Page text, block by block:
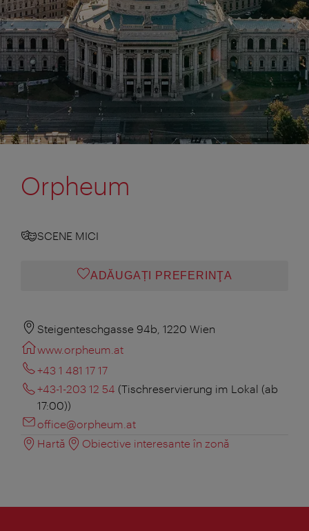
Orpheum
SCENE MICI
ADĂUGAȚI PREFERINŢA
Steigenteschgasse 94b, 1220 Wien
www.orpheum.at
+43 1 481 17 17
+43-1-203 12 54 (Tischreservierung im Lokal (ab
17:00))
office@orpheum.at
Hartă
Obiective interesante în zonă